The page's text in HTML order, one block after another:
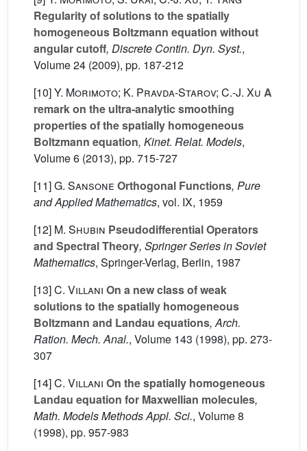
Regularity of solutions to the spatially
homogeneous Boltzmann equation without
angular cutoff, Discrete Contin. Dyn. Syst.,
Volume 24 (2009), pp. 187-212
[10]Y. Morimoto; K. Pravda-Starov; C.-J. Xu A
remark on the ultra-analytic smoothing
properties of the spatially homogeneous
Boltzmann equation, Kinet. Relat. Models,
Volume 6 (2013), pp. 715-727
[11]G. Sansone Orthogonal Functions, Pure
and Applied Mathematics, vol. IX, 1959
[12] M. Shubin Pseudodifferential Operators
and Spectral Theory, Springer Series in Soviet
Mathematics, Springer-Verlag, Berlin, 1987
[13]C. Villani On a new class of weak
solutions to the spatially homogeneous
Boltzmann and Landau equations, Arch.
Ration. Mech. Anal., Volume 143 (1998), pp. 273-
307
[14]C. Villani On the spatially homogeneous
Landau equation for Maxwellian molecules,
Math. Models Methods Appl. Sci., Volume 8
(1998), pp. 957-983